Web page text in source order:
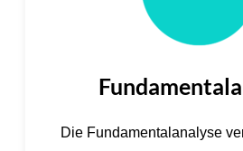
Die Fundamentalanalyse